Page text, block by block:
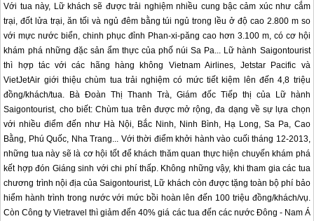
Với tua này, Lữ khách sẽ được trải nghiệm nhiều cung bậc cảm xúc như cắm
trại, đốt lửa trại, ăn tối và ngủ đêm bằng túi ngủ trong lều ở độ cao 2.800 m so
với mực nước biển, chinh phục đỉnh Phan-xi-păng cao hơn 3.100 m, có cơ hội
khám phá những đặc sản ẩm thực của phố núi Sa Pa... Lữ hành Saigontourist
thì hợp tác với các hãng hàng không Vietnam Airlines, Jetstar Pacific và
VietJetAir giới thiệu chùm tua trải nghiệm có mức tiết kiệm lên đến 4,8 triệu
đồng/khách/tua. Bà Ðoàn Thị Thanh Trà, Giám đốc Tiếp thị của Lữ hành
Saigontourist, cho biết: Chùm tua trên được mở rộng, đa dạng về sự lựa chọn
với nhiều điểm đến như Hà Nội, Bắc Ninh, Ninh Bình, Hạ Long, Sa Pa, Cao
Bằng, Phú Quốc , Nha Trang... Với thời điểm khởi hành vào cuối tháng 12-2013,
những tua này sẽ là cơ hội tốt để khách thăm quan thực hiện chuyến khám phá
kết hợp đón Giáng sinh với chi phí thấp. Không những vậy, khi tham gia các tua
chương trình nội địa của Saigontourist, Lữ khách còn được tặng toàn bộ phí bảo
hiểm hành trình trong nước với mức bồi hoàn lên đến 100 triệu đồng/khách/vụ.
Còn Công ty Vietravel thì giảm đến 40% giá các tua đến các nước Ðông - Nam Á